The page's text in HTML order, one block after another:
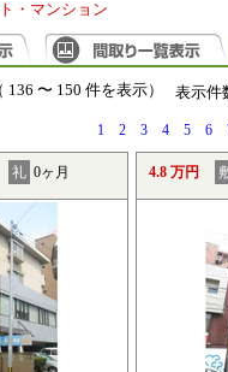
・マンション
136 〜 150 件を表示） 表示件
1 2 3 4 5 6
礼 0ヶ月 4.8 万円